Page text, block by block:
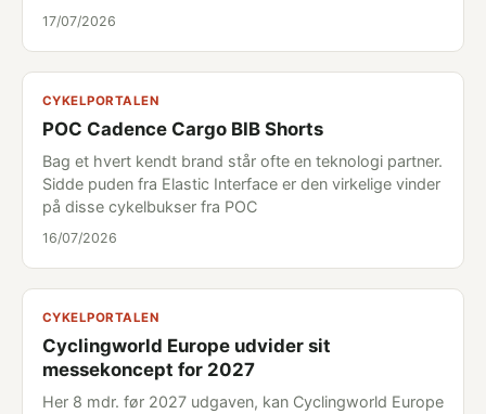
17/07/2026
CYKELPORTALEN
POC Cadence Cargo BIB Shorts
Bag et hvert kendt brand står ofte en teknologi partner.
Sidde puden fra Elastic Interface er den virkelige vinder
på disse cykelbukser fra POC
16/07/2026
CYKELPORTALEN
Cyclingworld Europe udvider sit
messekoncept for 2027
Her 8 mdr. før 2027 udgaven, kan Cyclingworld Europe